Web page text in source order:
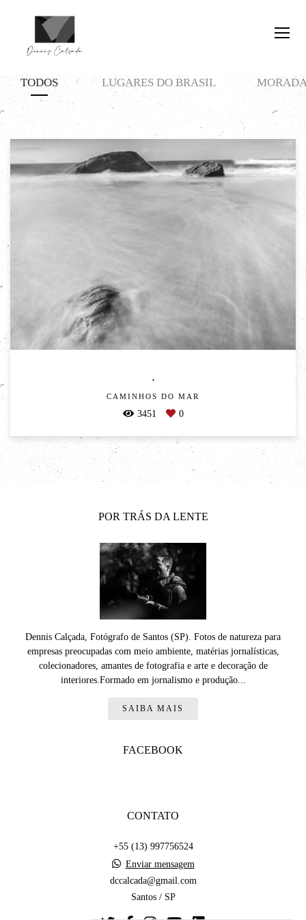
TODOS LUGARES DO BRASIL
.
CAMINHOS DO MAR
3451 0
POR TRÁS DA LENTE
Dennis Calçada, Fotógrafo de Santos (SP). Fotos de natureza para
empresas preocupadas com meio ambiente, matérias jornalísticas,
colecionadores, amantes de fotografia e arte e decoração de
interiores.Formado em jornalismo e produção...
SAIBA MAIS
FACEBOOK
CONTATO
+55 (13) 997756524
Enviar mensagem
dccalcada@gmail.com
Santos / SP